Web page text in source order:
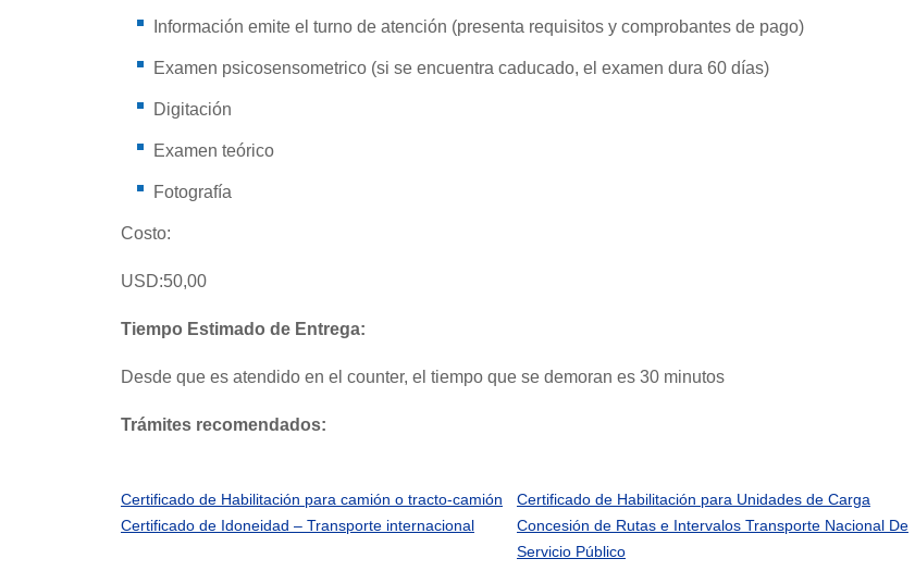
Información emite el turno de atención (presenta requisitos y comprobantes de pago)
Examen psicosensometrico (si se encuentra caducado, el examen dura 60 días)
Digitación
Examen teórico
Fotografía
Costo:
USD:50,00
Tiempo Estimado de Entrega:
Desde que es atendido en el counter, el tiempo que se demoran es 30 minutos
Trámites recomendados:
Certificado de Habilitación para camión o tracto-camión
Certificado de Habilitación para Unidades de Carga
Certificado de Idoneidad – Transporte internacional
Concesión de Rutas e Intervalos Transporte Nacional De
Servicio Público